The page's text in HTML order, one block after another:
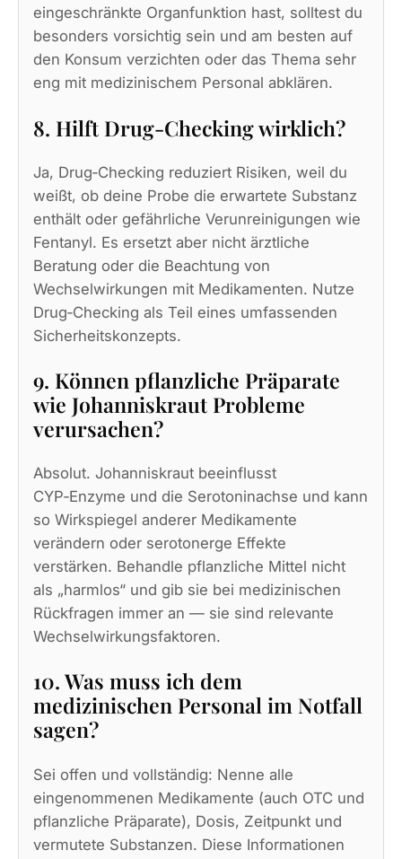
eingeschränkte Organfunktion hast, solltest du
besonders vorsichtig sein und am besten auf
den Konsum verzichten oder das Thema sehr
eng mit medizinischem Personal abklären.
8. Hilft Drug‑Checking wirklich?
Ja, Drug‑Checking reduziert Risiken, weil du
weißt, ob deine Probe die erwartete Substanz
enthält oder gefährliche Verunreinigungen wie
Fentanyl. Es ersetzt aber nicht ärztliche
Beratung oder die Beachtung von
Wechselwirkungen mit Medikamenten. Nutze
Drug‑Checking als Teil eines umfassenden
Sicherheitskonzepts.
9. Können pflanzliche Präparate
wie Johanniskraut Probleme
verursachen?
Absolut. Johanniskraut beeinflusst
CYP‑Enzyme und die Serotoninachse und kann
so Wirkspiegel anderer Medikamente
verändern oder serotonerge Effekte
verstärken. Behandle pflanzliche Mittel nicht
als „harmlos“ und gib sie bei medizinischen
Rückfragen immer an — sie sind relevante
Wechselwirkungsfaktoren.
10. Was muss ich dem
medizinischen Personal im Notfall
sagen?
Sei offen und vollständig: Nenne alle
eingenommenen Medikamente (auch OTC und
pflanzliche Präparate), Dosis, Zeitpunkt und
vermutete Substanzen. Diese Informationen